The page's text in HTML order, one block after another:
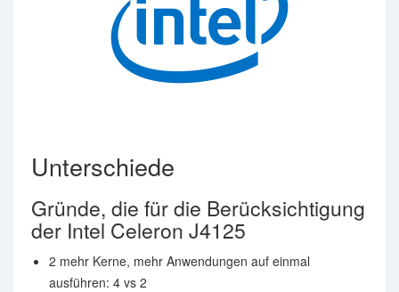
Unterschiede
Gründe, die für die Berücksichtigung
der Intel Celeron J4125
2 mehr Kerne, mehr Anwendungen auf einmal
ausführen: 4 vs 2